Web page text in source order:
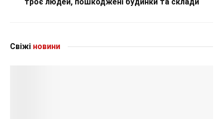
Свіжі новини